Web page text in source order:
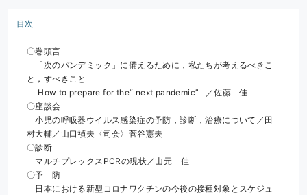
目次
〇巻頭言
「次のパンデミック」に備えるために，私たちが考えるべきこ
と，すべきこと
─ How to prepare for the“ next pandemic”─／佐藤　佳
〇座談会
小児の呼吸器ウイルス感染症の予防，診断，治療について／田
村大輔／山口禎夫〈司会〉菅谷憲夫
〇診断
マルチプレックスPCRの現状／山元　佳
〇予　防
日本における新型コロナワクチンの今後の接種対象とスケジュ